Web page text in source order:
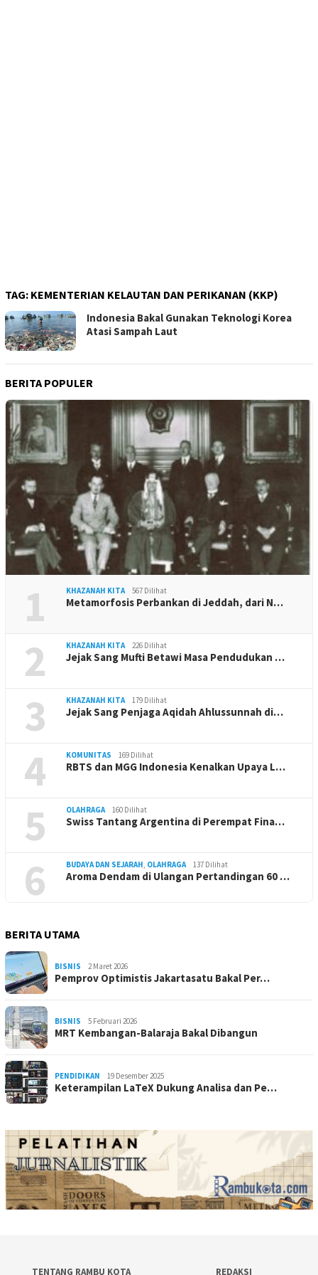
TAG: KEMENTERIAN KELAUTAN DAN PERIKANAN (KKP)
Indonesia Bakal Gunakan Teknologi Korea
Atasi Sampah Laut
BERITA POPULER
1 KHAZANAH KITA 567 Dilihat
Metamorfosis Perbankan di Jeddah, dari N…
2 KHAZANAH KITA 226 Dilihat
Jejak Sang Mufti Betawi Masa Pendudukan …
3 KHAZANAH KITA 179 Dilihat
Jejak Sang Penjaga Aqidah Ahlussunnah di…
4 KOMUNITAS 169 Dilihat
RBTS dan MGG Indonesia Kenalkan Upaya L…
5 OLAHRAGA 160 Dilihat
Swiss Tantang Argentina di Perempat Fina…
6 BUDAYA DAN SEJARAH, OLAHRAGA 137 Dilihat
Aroma Dendam di Ulangan Pertandingan 60 …
BERITA UTAMA
BISNIS 2 Maret 2026
Pemprov Optimistis Jakartasatu Bakal Per…
BISNIS 5 Februari 2026
MRT Kembangan-Balaraja Bakal Dibangun
PENDIDIKAN 19 Desember 2025
Keterampilan LaTeX Dukung Analisa dan Pe…
TENTANG RAMBU KOTA REDAKSI